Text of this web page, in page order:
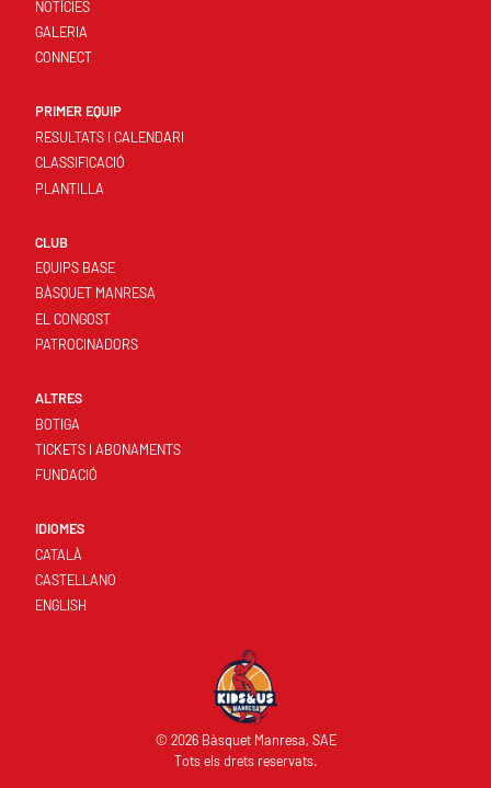
NOTÍCIES
GALERIA
CONNECT
PRIMER EQUIP
RESULTATS I CALENDARI
CLASSIFICACIÓ
PLANTILLA
CLUB
EQUIPS BASE
BÀSQUET MANRESA
EL CONGOST
PATROCINADORS
ALTRES
BOTIGA
TICKETS I ABONAMENTS
FUNDACIÓ
IDIOMES
CATALÀ
CASTELLANO
ENGLISH
© 2026 Bàsquet Manresa, SAE
Tots els drets reservats.